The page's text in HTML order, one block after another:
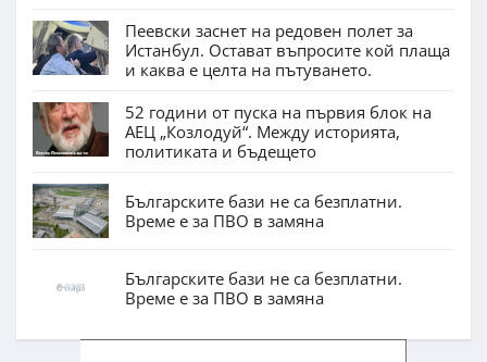
Пеевски заснет на редовен полет за
Истанбул. Остават въпросите кой плаща
и каква е целта на пътуването.
52 години от пуска на първия блок на
АЕЦ „Козлодуй“. Между историята,
политиката и бъдещето
Българските бази не са безплатни.
Време е за ПВО в замяна
Българските бази не са безплатни.
Време е за ПВО в замяна